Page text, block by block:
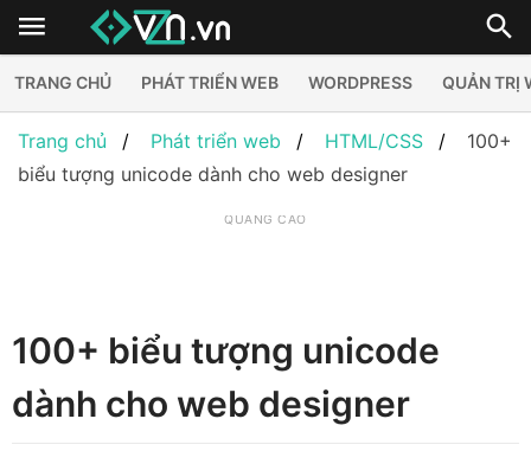
TRANG CHỦ PHÁT TRIỂN WEB WORDPRESS QUẢN TRỊ
Trang chủ Phát triển web HTML/CSS
100+
biểu tượng unicode dành cho web designer
QUẢNG CÁO
100+ biểu tượng unicode
dành cho web designer